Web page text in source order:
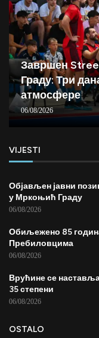
Завршен
Граду: Три
атмосфере
06/08/2026
VIJESTI
Објављен јавни
у Мркоњић Граду
06/08/2026
Обиљежено 85
Пребиловцима
06/08/2026
Врућине се
35 степени
06/08/2026
OSTALO